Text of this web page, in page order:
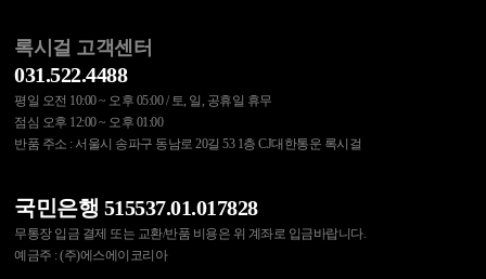
록시걸 고객센터
031.522.4488
평일 오전 10:00 ~ 오후 05:00 / 토, 일, 공휴일 휴무
점심 오후 12:00 ~ 오후 01:00
반품 주소 : 서울시 송파구 동남로 20길 53 1층 CJ대한통운 록시걸
국민은행 515537.01.017828
무통장 입금 결제 또는 교환/반품 비용은 위 계좌로 입금바랍니다.
예금주 : (주)에스에이코리아